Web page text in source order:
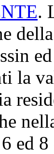
.
la
ed